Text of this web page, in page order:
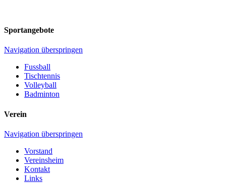
Sportangebote
Navigation überspringen
Fussball
Tischtennis
Volleyball
Badminton
Verein
Navigation überspringen
Vorstand
Vereinsheim
Kontakt
Links